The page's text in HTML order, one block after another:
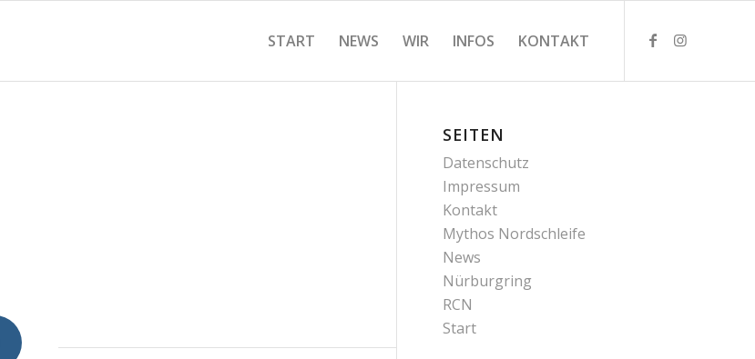
START NEWS WIR INFOS KONTAKT
SEITEN
Datenschutz
Impressum
Kontakt
Mythos Nordschleife
News
Nürburgring
RCN
Start